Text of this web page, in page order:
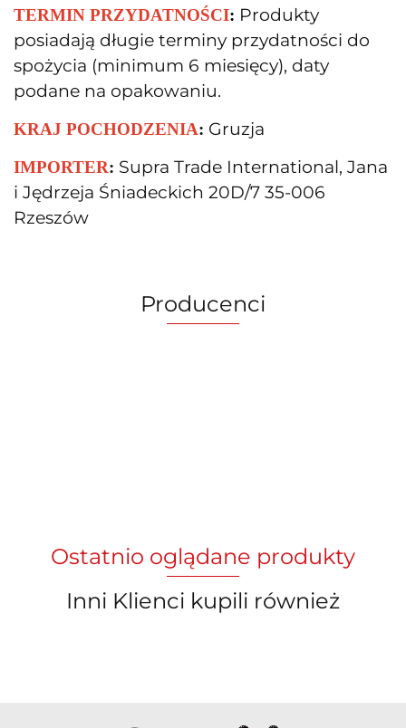
TERMIN PRZYDATNOŚCI: Produkty
posiadają długie terminy przydatności do
spożycia (minimum 6 miesięcy), daty
podane na opakowaniu.
KRAJ POCHODZENIA: Gruzja
IMPORTER: Supra Trade International, Jana
i Jędrzeja Śniadeckich 20D/7 35-006
Rzeszów
Producenci
Ostatnio oglądane produkty
Inni Klienci kupili również